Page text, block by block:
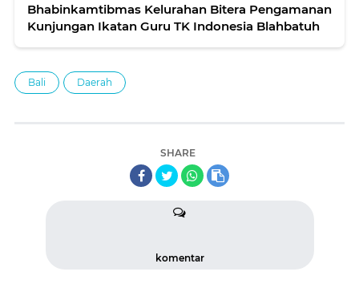
Bhabinkamtibmas Kelurahan Bitera Pengamanan
Kunjungan Ikatan Guru TK Indonesia Blahbatuh
Bali Daerah
SHARE
komentar